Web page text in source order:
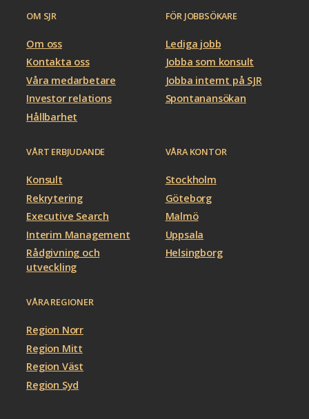
OM SJR
Om oss
Kontakta oss
Våra medarbetare
Investor relations
Hållbarhet
FÖR JOBBSÖKARE
Lediga jobb
Jobba som konsult
Jobba internt på SJR
Spontanansökan
VÅRT ERBJUDANDE
Konsult
Rekrytering
Executive Search
Interim Management
Rådgivning och
utveckling
VÅRA KONTOR
Stockholm
Göteborg
Malmö
Uppsala
Helsingborg
VÅRA REGIONER
Region Norr
Region Mitt
Region Väst
Region Syd